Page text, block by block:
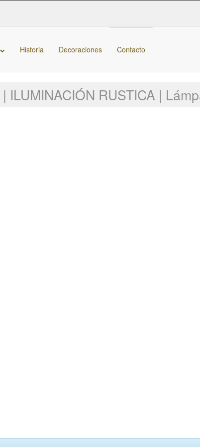
Historia Decoraciones Contacto
ILUMINACIÓN RUSTICA |